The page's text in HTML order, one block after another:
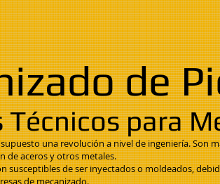
de
Técnicos para
una revolución a nivel de ingeniería. Son
de aceros y otros metales.
susceptibles de ser inyectados o moldeados,
de mecanizado.